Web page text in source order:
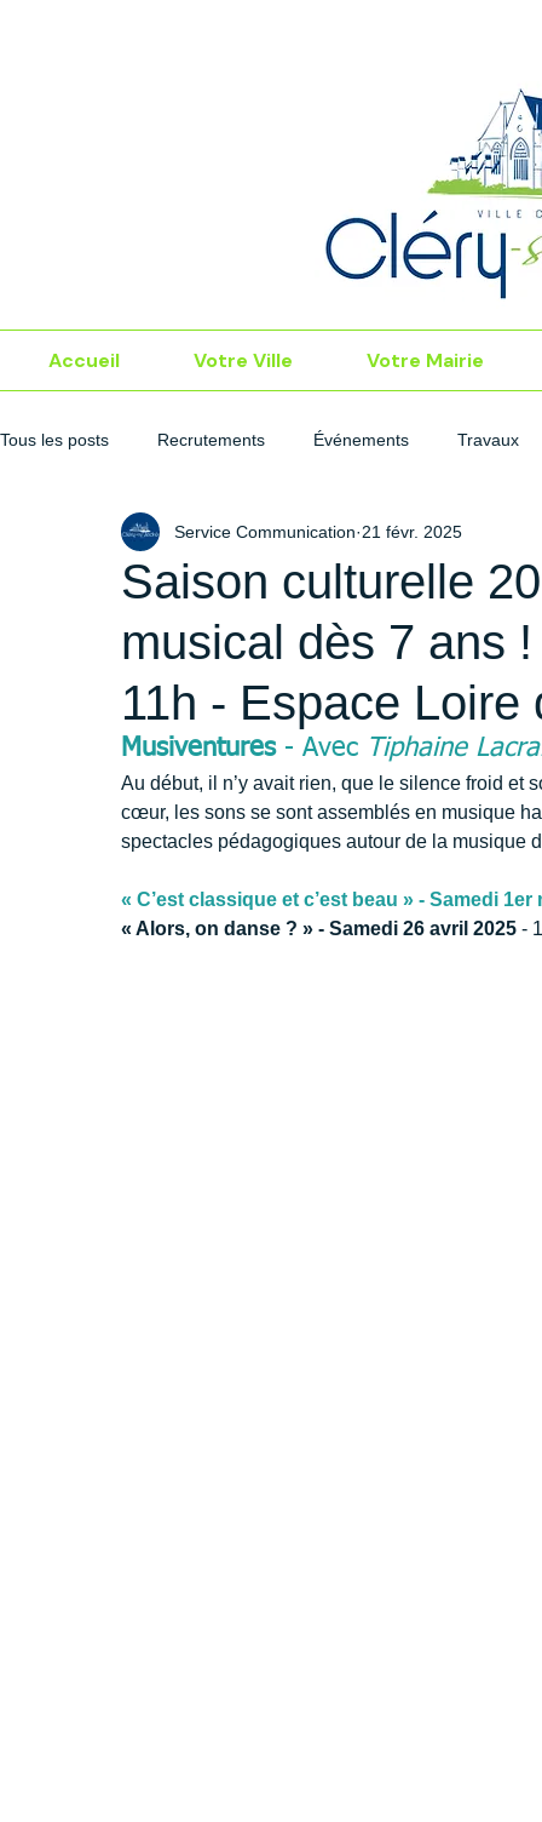
Accueil Votre Ville Votre Mairie
Tous les posts Recrutements Événements Travaux
Saison culturelle
musical dès 7 ans
11h - Espace
Service Communication 21 févr. 2025
Musiventures - Avec Tiphaine
Au début, il n’y avait rien, que le silence froid et
cœur, les sons se sont assemblés en musique
spectacles pédagogiques autour de la musique
« C’est classique et c’est beau » - Samedi 1er
« Alors, on danse ? » - Samedi 26 avril 2025 -